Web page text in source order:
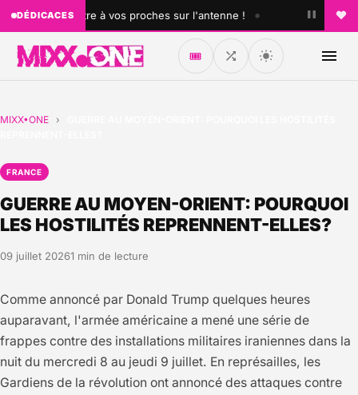
DÉDICACESun titre à vos proches sur l'antenne ! • ♥ Faites
🎟️
MIXX•ONE ›
FRANCE
GUERRE AU MOYEN-ORIENT: POURQUOI
LES HOSTILITÉS REPRENNENT-ELLES?
09 juillet 20261 min de lecture
Comme annoncé par Donald Trump quelques heures
auparavant, l'armée américaine a mené une série de
frappes contre des installations militaires iraniennes dans la
nuit du mercredi 8 au jeudi 9 juillet. En représailles, les
Gardiens de la révolution ont annoncé des attaques contre